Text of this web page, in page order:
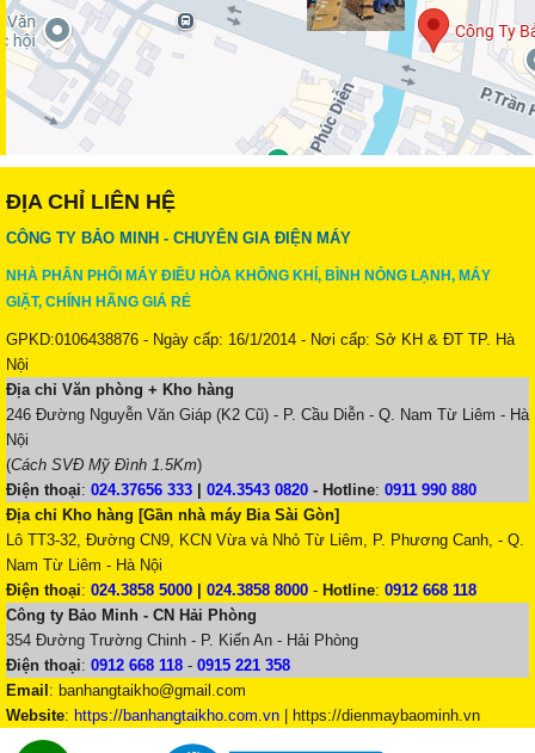
ĐỊA CHỈ LIÊN HỆ
CÔNG TY BẢO MINH - CHUYÊN GIA ĐIỆN MÁY
NHÀ PHÂN PHỐI MÁY ĐIỀU HÒA KHÔNG KHÍ, BÌNH NÓNG LẠNH, MÁY
GIẶT, CHÍNH HÃNG GIÁ RẺ
GPKD:0106438876 - Ngày cấp: 16/1/2014 - Nơi cấp: Sở KH & ĐT TP. Hà
Nội
Địa chỉ Văn phòng + Kho hàng
246 Đường Nguyễn Văn Giáp (K2 Cũ) - P. Cầu Diễn - Q. Nam Từ Liêm - Hà
Nội
(Cách SVĐ Mỹ Đình 1.5Km)
Điện thoại: 024.37656 333 | 024.3543 0820 - Hotline: 0911 990 880
Địa chỉ Kho hàng [Gần nhà máy Bia Sài Gòn]
Lô TT3-32, Đường CN9, KCN Vừa và Nhỏ Từ Liêm, P. Phương Canh, - Q.
Nam Từ Liêm - Hà Nội
Điện thoại: 024.3858 5000 | 024.3858 8000 - Hotline: 0912 668 118
Công ty Bảo Minh - CN Hải Phòng
354 Đường Trường Chinh - P. Kiến An - Hải Phòng
Điện thoại: 0912 668 118 - 0915 221 358
Email: banhangtaikho@gmail.com
Website: https://banhangtaikho.com.vn | https://dienmaybaominh.vn